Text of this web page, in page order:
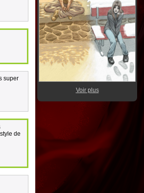
super
de
Voir plus